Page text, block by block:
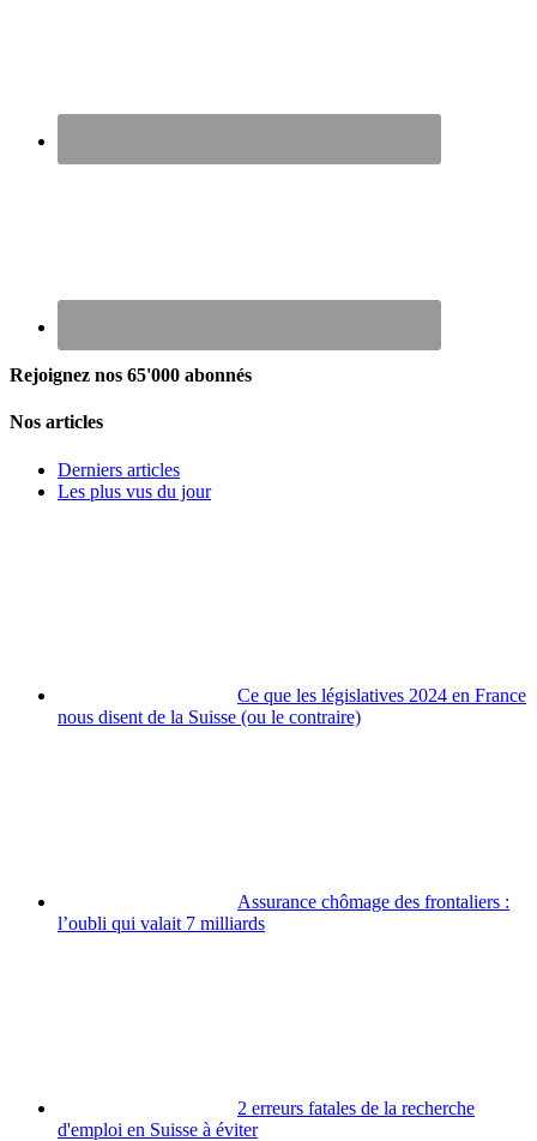
Rejoignez nos 65'000 abonnés
Nos articles
Derniers articles
Les plus vus du jour
Ce que les législatives 2024 en France
nous disent de la Suisse (ou le contraire)
Assurance chômage des frontaliers :
l’oubli qui valait 7 milliards
2 erreurs fatales de la recherche
d'emploi en Suisse à éviter